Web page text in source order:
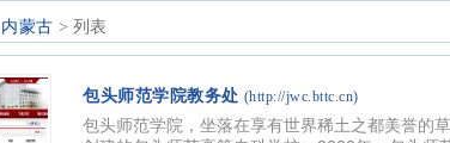
内蒙古 > 列表
包头师范学院教务处 (http://jwc.bttc.cn)
包头师范学院，坐落在享有世界稀土之都美誉